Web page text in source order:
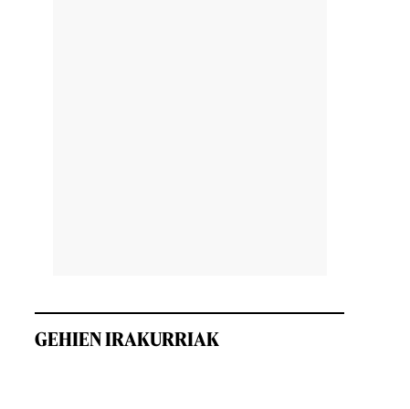
GEHIEN IRAKURRIAK